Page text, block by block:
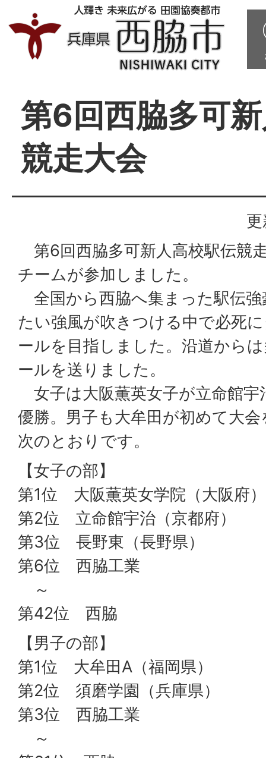
第6回西脇多可
競走大会
第6回西脇多可新人高校駅伝競
チームが参加しました。
全国から西脇へ集まった駅伝
たい強風が吹きつける中で必死
ールを目指しました。沿道から
ールを送りました。
女子は大阪薫英女子が立命館宇
優勝。男子も大牟田が初めて大
次のとおりです。
【女子の部】
第1位 大阪薫英女学院（大阪府）
第2位 立命館宇治（京都府）
第3位 長野東（長野県）
第6位 西脇工業
～
第42位 西脇
【男子の部】
第1位 大牟田A（福岡県）
第2位 須磨学園（兵庫県）
第3位 西脇工業
～